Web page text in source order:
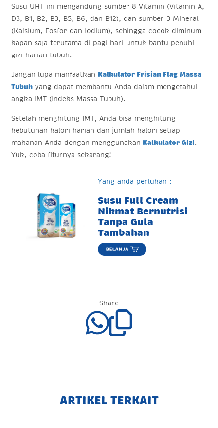
Susu UHT ini mengandung sumber 8 Vitamin (Vitamin A,
D3, B1, B2, B3, B5, B6, dan B12), dan sumber 3 Mineral
(Kalsium, Fosfor dan Iodium), sehingga cocok diminum
kapan saja terutama di pagi hari untuk bantu penuhi
gizi harian tubuh.
Jangan lupa manfaatkan Kalkulator Frisian Flag Massa
Tubuh yang dapat membantu Anda dalam mengetahui
angka IMT (Indeks Massa Tubuh).
Setelah menghitung IMT, Anda bisa menghitung
kebutuhan kalori harian dan jumlah kalori setiap
makanan Anda dengan menggunakan Kalkulator Gizi
Yuk, coba fiturnya sekarang!
Yang anda perlukan :
Susu Full Cream
Nikmat Bernutrisi
Tanpa Gula
Tambahan
Share
ARTIKEL TERKAIT